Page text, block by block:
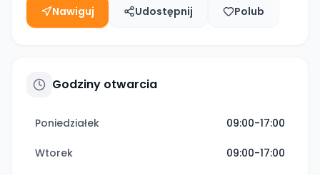
Nawiguj Udostępnij Polub
Godziny otwarcia
Poniedziałek 09:00-17:00
Wtorek 09:00-17:00